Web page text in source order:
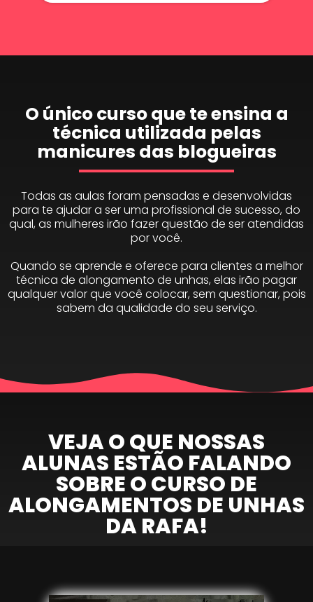
O único curso que te ensina a
técnica utilizada pelas
manicures das blogueiras
Todas as aulas foram pensadas e desenvolvidas
para te ajudar a ser uma profissional de sucesso, do
qual, as mulheres irão fazer questão de ser atendidas
por você.
Quando se aprende e oferece para clientes a melhor
técnica de alongamento de unhas, elas irão pagar
qualquer valor que você colocar, sem questionar, pois
sabem da qualidade do seu serviço.
VEJA O QUE NOSSAS
ALUNAS ESTÃO FALANDO
SOBRE O CURSO DE
ALONGAMENTOS DE UNHAS
DA RAFA!